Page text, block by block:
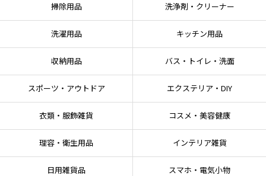
掃除用品 洗浄剤・クリーナー
洗濯用品 キッチン用品
収納用品 バス・トイレ・洗面
スポーツ・アウトドア エクステリア・DIY
衣類・服飾雑貨 コスメ・美容健康
理容・衛生用品 インテリア雑貨
日用雑貨品 スマホ・電気小物